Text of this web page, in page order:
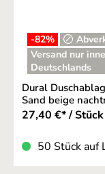
-82%
Versand nur
Deutschlands
Dural
Sand beige
27,40 €* / Stück
50 Stück auf